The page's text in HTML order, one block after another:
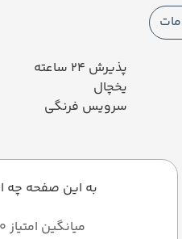
پذیرش 24 ساعته
یخچال
سرویس فرنگی
به این صفحه چه
میانگین امتیاز 0 از 5 ( از 0 رای )